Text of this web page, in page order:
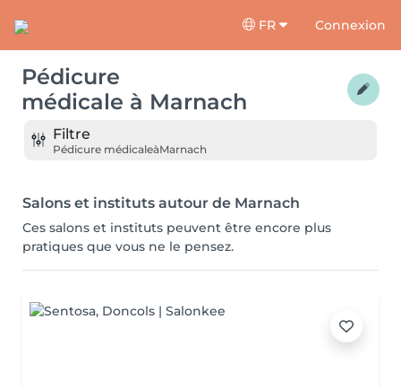
FR Connexion
Pédicure
médicale à Marnach
Filtre
Pédicure médicaleàMarnach
Salons et instituts autour de Marnach
Ces salons et instituts peuvent être encore plus
pratiques que vous ne le pensez.